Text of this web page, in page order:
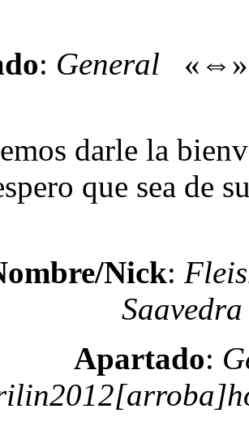
: General
darle la
que sea de
Nick:
Saavedra
Apartado: